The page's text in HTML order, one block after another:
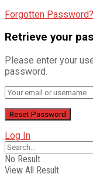
Forgotten Password?
Retrieve your
Please enter your
password.
Log In
No Result
View All Result